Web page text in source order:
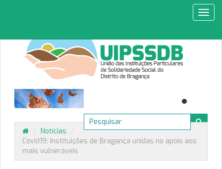
Notícias
Covid19: Instituições de Bragança unidas no apoio aos
mais vulneráveis